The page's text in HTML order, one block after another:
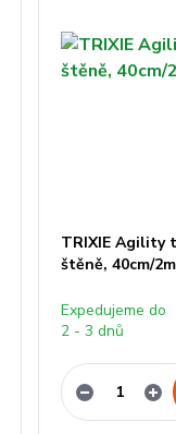
TRIXIE Agility
štěně, 40cm/
Expedujeme do
2 - 3 dnů